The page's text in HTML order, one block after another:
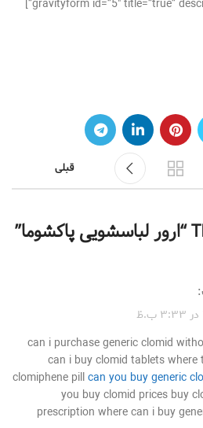
قبلی
ارور لباسشویی پاكشوما”
can i purchase generic clomid
can i buy clomid tablets where
clomiphene pillcan you buy generic
you buy clomid prices buy
prescription where can i buy